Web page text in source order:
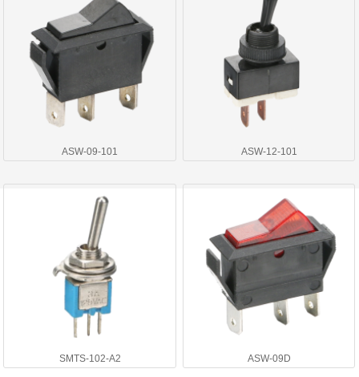
ASW-09-101 ASW-12-101
SMTS-102-A2 ASW-09D